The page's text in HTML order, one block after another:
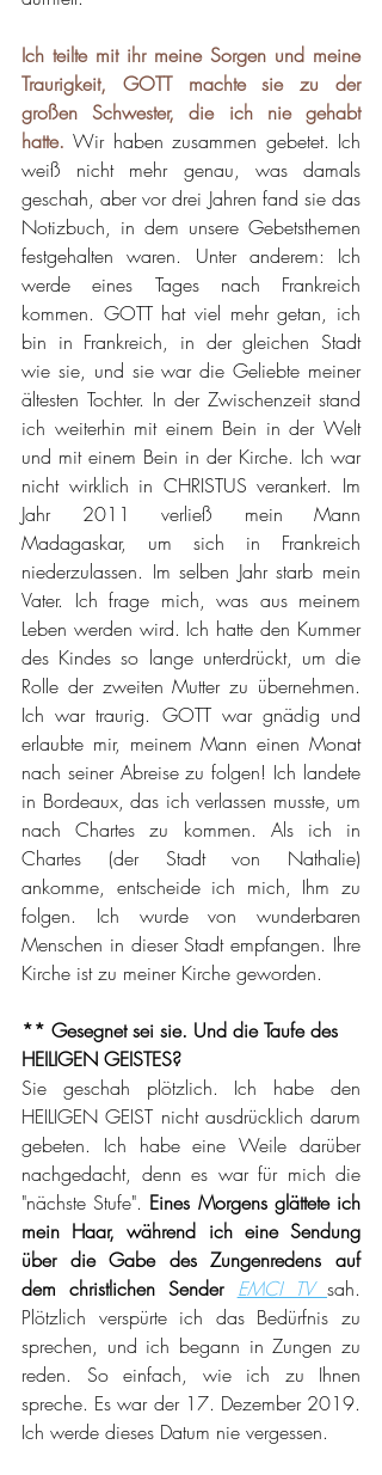
Ich teilte mit ihr meine Sorgen und meine
Traurigkeit, GOTT machte sie zu der
großen Schwester, die ich nie gehabt
hatte. Wir haben zusammen gebetet. Ich
weiß nicht mehr genau, was damals
geschah, aber vor drei Jahren fand sie das
Notizbuch, in dem unsere Gebetsthemen
festgehalten waren. Unter anderem: Ich
werde eines Tages nach Frankreich
kommen. GOTT hat viel mehr getan, ich
bin in Frankreich, in der gleichen Stadt
wie sie, und sie war die Geliebte meiner
ältesten Tochter. In der Zwischenzeit stand
ich weiterhin mit einem Bein in der Welt
und mit einem Bein in der Kirche. Ich war
nicht wirklich in CHRISTUS verankert. Im
Jahr 2011 verließ mein Mann
Madagaskar, um sich in Frankreich
niederzulassen. Im selben Jahr starb mein
Vater. Ich frage mich, was aus meinem
Leben werden wird. Ich hatte den Kummer
des Kindes so lange unterdrückt, um die
Rolle der zweiten Mutter zu übernehmen.
Ich war traurig. GOTT war gnädig und
erlaubte mir, meinem Mann einen Monat
nach seiner Abreise zu folgen! Ich landete
in Bordeaux, das ich verlassen musste, um
nach Chartes zu kommen. Als ich in
Chartes (der Stadt von Nathalie)
ankomme, entscheide ich mich, Ihm zu
folgen. Ich wurde von wunderbaren
Menschen in dieser Stadt empfangen. Ihre
Kirche ist zu meiner Kirche geworden.
** Gesegnet sei sie. Und die Taufe des
HEILIGEN GEISTES?
Sie geschah plötzlich. Ich habe den
HEILIGEN GEIST nicht ausdrücklich darum
gebeten. Ich habe eine Weile darüber
nachgedacht, denn es war für mich die
"nächste Stufe". Eines Morgens glättete ich
mein Haar, während ich eine Sendung
über die Gabe des Zungenredens auf
dem christlichen Sender EMCI TV sah.
Plötzlich verspürte ich das Bedürfnis zu
sprechen, und ich begann in Zungen zu
reden. So einfach, wie ich zu Ihnen
spreche. Es war der 17. Dezember 2019.
Ich werde dieses Datum nie vergessen.